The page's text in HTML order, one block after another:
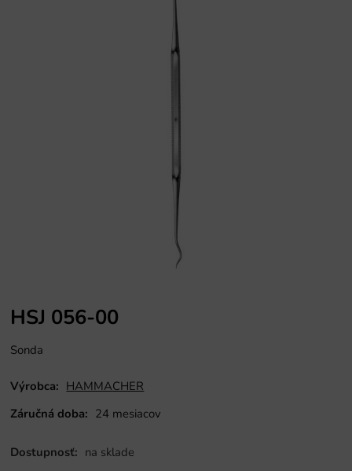
HSJ 056-00
Sonda
Výrobca: HAMMACHER
Záručná doba: 24 mesiacov
Dostupnosť: na sklade